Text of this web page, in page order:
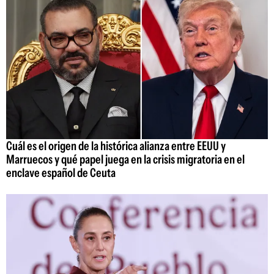
Cuál es el origen de la histórica alianza entre EEUU y
Marruecos y qué papel juega en la crisis migratoria en el
enclave español de Ceuta